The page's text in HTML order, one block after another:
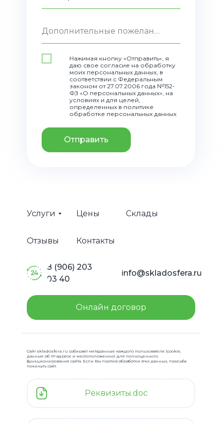
Дополнительные пожелания
Нажимая кнопку «Отправить», я
даю свое согласие на обработку
моих персональных данных, в
соответствии с Федеральным
законом от 27.07.2006 года №152-
ФЗ «О персональных данных», на
условиях и для целей,
определенных в политике
обработке персональных данных
Отправить
Услуги Цены Склады
Отзывы Контакты
Онлайн договор
8 (906) 203
03 40
info@skladosfera.ru
Реквизиты.doc
Сайт skladosfera.ru собирает метаданные каждого пользователя (cookie,
данные об IP-адресе и местоположении) для полноценного
функционирования сайта. Если Вы против обработки этих данных, просьба
покинуть сайт.